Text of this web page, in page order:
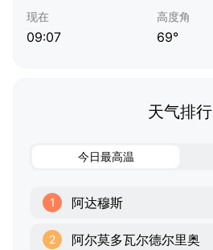
现在
09:07
高度角
69°
天气排行
今日最高温
1 阿达穆斯
2 阿尔莫多瓦尔德尔里奥